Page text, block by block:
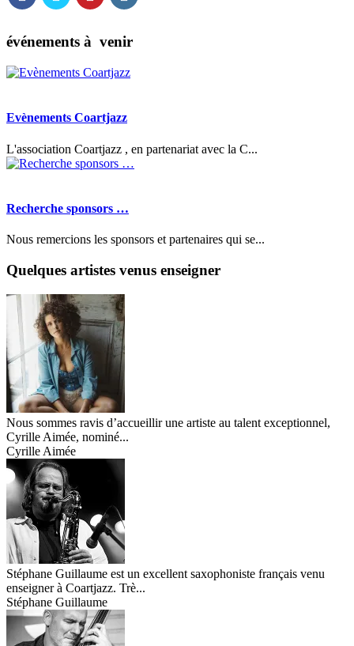
événements à venir
Evènements Coartjazz
L'association Coartjazz , en partenariat avec la C...
Recherche sponsors …
Nous remercions les sponsors et partenaires qui se...
Quelques artistes venus enseigner
Nous sommes ravis d’accueillir une artiste au talent exceptionnel,
Cyrille Aimée, nominé...
Cyrille Aimée
Stéphane Guillaume est un excellent saxophoniste français venu
enseigner à Coartjazz. Trè...
Stéphane Guillaume